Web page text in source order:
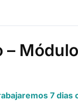
–
7 dias